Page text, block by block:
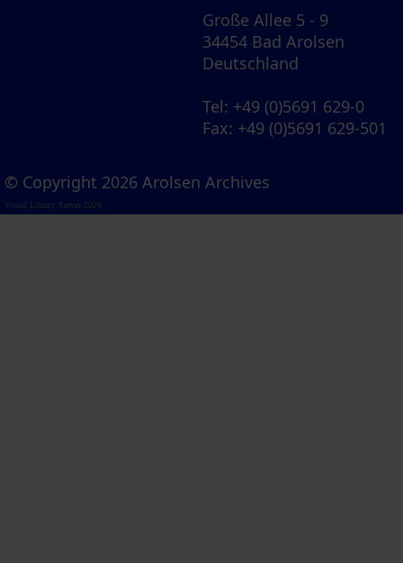
Große Allee 5 - 9
34454 Bad Arolsen
Deutschland
Tel: +49 (0)5691 629-0
Fax: +49 (0)5691 629-501
© Copyright 2026 Arolsen Archives
Visual Library Server 2026